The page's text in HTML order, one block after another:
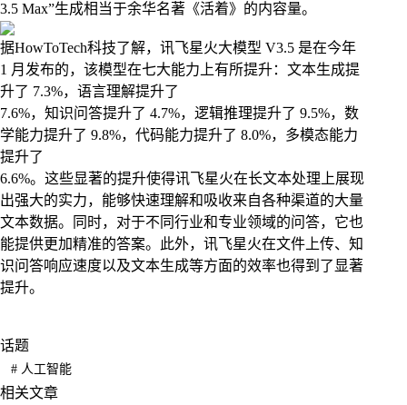
3.5 Max”生成相当于余华名著《活着》的内容量。
据HowToTech科技了解，讯飞星火大模型 V3.5 是在今年
1 月发布的，该模型在七大能力上有所提升：文本生成提
升了 7.3%，语言理解提升了
7.6%，知识问答提升了 4.7%，逻辑推理提升了 9.5%，数
学能力提升了 9.8%，代码能力提升了 8.0%，多模态能力
提升了
6.6%。这些显著的提升使得讯飞星火在长文本处理上展现
出强大的实力，能够快速理解和吸收来自各种渠道的大量
文本数据。同时，对于不同行业和专业领域的问答，它也
能提供更加精准的答案。此外，讯飞星火在文件上传、知
识问答响应速度以及文本生成等方面的效率也得到了显著
提升。
话题
#人工智能
相关文章